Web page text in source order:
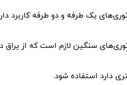
توری‌های یک طرفه و دو طرفه کاربرد
توری‌های سنگین لازم است که از یراق
دارد استفاده شود.